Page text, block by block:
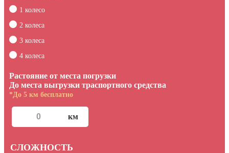
1 колесо
2 колеса
3 колеса
4 колеса
Растояние от места погрузки
До места выгрузки траспортного средства
*До 5 км бесплатно
СЛОЖНОСТЬ